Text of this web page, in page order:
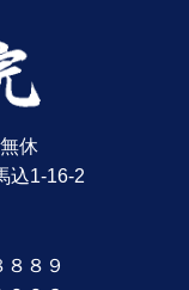
休
込1-16-2
８９